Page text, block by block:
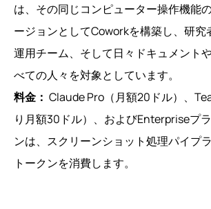
は、その同じコンピューター操作機能
ージョンとしてCoworkを構築し、研究
運用チーム、そして日々ドキュメント
べての人々を対象としています。
料金： Claude Pro（月額20ドル）、
り月額30ドル）、およびEnterpriseプ
ンは、スクリーンショット処理パイプ
トークンを消費します。